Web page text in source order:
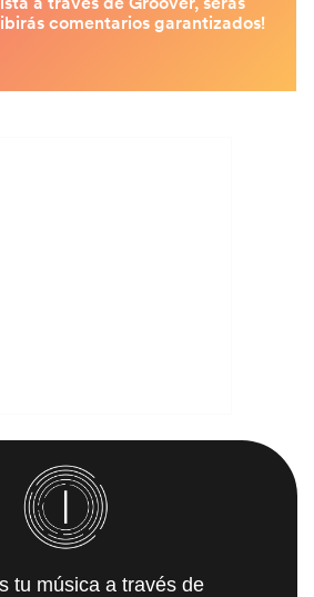
tu música a través de